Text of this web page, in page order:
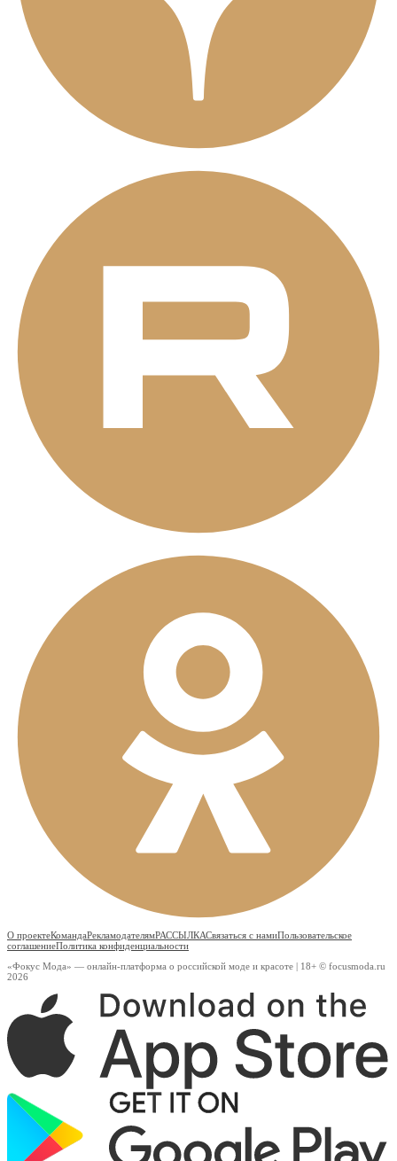
О проектеКомандаРекламодателямРАССЫЛКАСвязаться с намиПользовательское
соглашениеПолитика конфиденциальности
«Фокус Мода» — онлайн-платформа о российской моде и красоте | 18+ © focusmoda.ru
2026